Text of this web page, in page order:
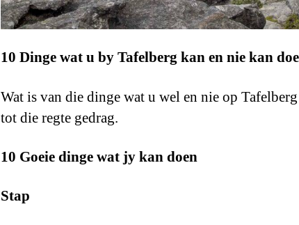
10 Dinge wat u by Tafelberg kan en nie kan
Wat is van die dinge wat u wel en nie op
tot die regte gedrag.
10 Goeie dinge wat jy kan doen
Stap